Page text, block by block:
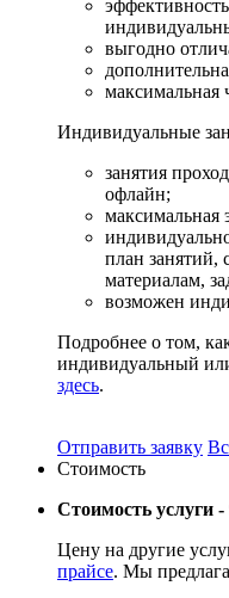
выгодно
максимальная
Индивидуальные
занятия
офлайн;
максимальная
план занятий,
материалам,
возможен
Подробнее о том,
индивидуальный
здесь.
Отправить заявку
Стоимость
Стоимость услуги -
Цену на другие
прайсе. Мы